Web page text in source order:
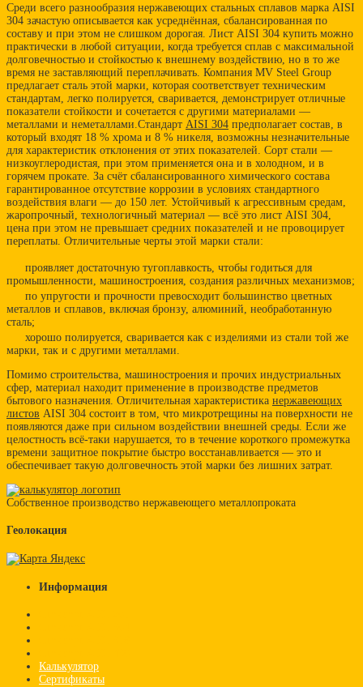
Среди всего разнообразия нержавеющих стальных сплавов марка AISI
304 зачастую описывается как усреднённая, сбалансированная по
составу и при этом не слишком дорогая. Лист AISI 304 купить можно
практически в любой ситуации, когда требуется сплав с максимальной
долговечностью и стойкостью к внешнему воздействию, но в то же
время не заставляющий переплачивать. Компания MV Steel Group
предлагает сталь этой марки, которая соответствует техническим
стандартам, легко полируется, сваривается, демонстрирует отличные
показатели стойкости и сочетается с другими материалами —
металлами и неметаллами.Стандарт AISI 304 предполагает состав, в
который входят 18 % хрома и 8 % никеля, возможны незначительные
для характеристик отклонения от этих показателей. Сорт стали —
низкоуглеродистая, при этом применяется она и в холодном, и в
горячем прокате. За счёт сбалансированного химического состава
гарантированное отсутствие коррозии в условиях стандартного
воздействия влаги — до 150 лет. Устойчивый к агрессивным средам,
жаропрочный, технологичный материал — всё это лист AISI 304,
цена при этом не превышает средних показателей и не провоцирует
переплаты. Отличительные черты этой марки стали:
проявляет достаточную тугоплавкость, чтобы годиться для
промышленности, машиностроения, создания различных механизмов;
по упругости и прочности превосходит большинство цветных
металлов и сплавов, включая бронзу, алюминий, необработанную
сталь;
хорошо полируется, сваривается как с изделиями из стали той же
марки, так и с другими металлами.
Помимо строительства, машиностроения и прочих индустриальных
сфер, материал находит применение в производстве предметов
бытового назначения. Отличительная характеристика нержавеющих
листов AISI 304 состоит в том, что микротрещины на поверхности не
появляются даже при сильном воздействии внешней среды. Если же
целостность всё-таки нарушается, то в течение короткого промежутка
времени защитное покрытие быстро восстанавливается — это и
обеспечивает такую долговечность этой марки без лишних затрат.
Собственное производство нержавеющего металлопроката
Геолокация
Информация
Калькулятор
Сертификаты